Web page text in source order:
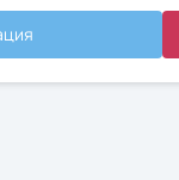
год